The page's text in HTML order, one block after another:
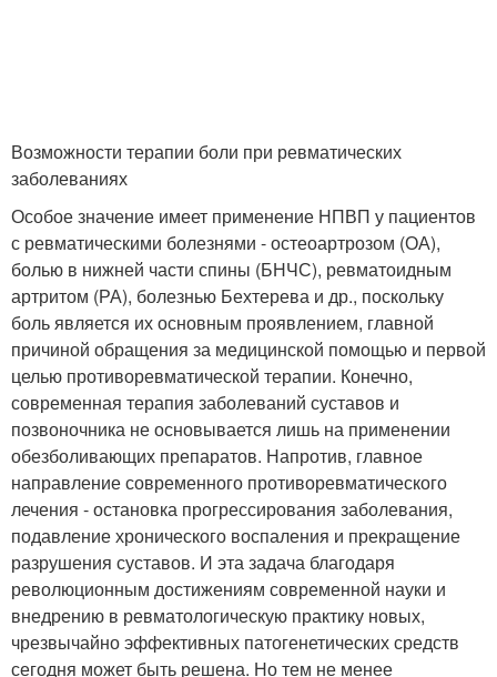
Возможности терапии боли при ревматических
заболеваниях
Особое значение имеет применение НПВП у пациентов
с ревматическими болезнями - остеоартрозом (ОА),
болью в нижней части спины (БНЧС), ревматоидным
артритом (РА), болезнью Бехтерева и др., поскольку
боль является их основным проявлением, главной
причиной обращения за медицинской помощью и первой
целью противоревматической терапии. Конечно,
современная терапия заболеваний суставов и
позвоночника не основывается лишь на применении
обезболивающих препаратов. Напротив, главное
направление современного противоревматического
лечения - остановка прогрессирования заболевания,
подавление хронического воспаления и прекращение
разрушения суставов. И эта задача благодаря
революционным достижениям современной науки и
внедрению в ревматологическую практику новых,
чрезвычайно эффективных патогенетических средств
сегодня может быть решена. Но тем не менее